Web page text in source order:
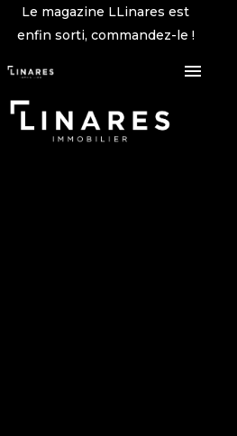
Le magazine LLinares est
enfin sorti, commandez-le !